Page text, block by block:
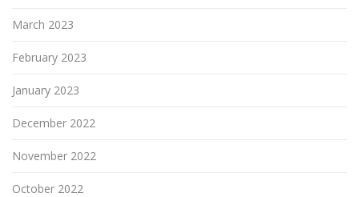
March 2023
February 2023
January 2023
December 2022
November 2022
October 2022